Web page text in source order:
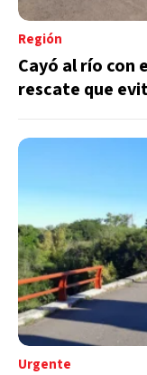
Región
Cayó al río con
rescate que
Urgente